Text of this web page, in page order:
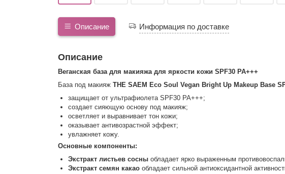
Описание Информация по доставке
Описание
Веганская база для макияжа для яркости кожи SPF30 PA+++
База под макияж THE SAEM Eco Soul Vegan Bright Up Makeup Base
защищает от ультрафиолета SPF30 PA+++;
создает сияющую основу под макияж;
осветляет и выравнивает тон кожи;
оказывает антивозрастной эффект;
увлажняет кожу.
Основные компоненты:
Экстракт листьев сосныобладает ярко выраженным
Экстракт семян какаообладает сильной антиоксидантной